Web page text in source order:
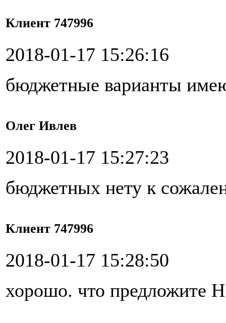
Клиент 747996
2018-01-17 15:26:16
бюджетные варианты
Олег Ивлев
2018-01-17 15:27:23
бюджетных нету к
Клиент 747996
2018-01-17 15:28:50
хорошо. что предложите